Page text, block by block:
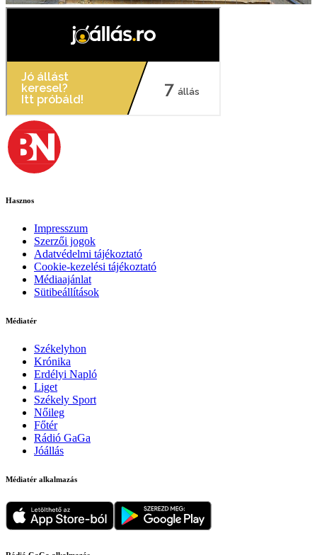
Hasznos
Impresszum
Szerzői jogok
Adatvédelmi tájékoztató
Cookie-kezelési tájékoztató
Médiaajánlat
Sütibeállítások
Médiatér
Székelyhon
Krónika
Erdélyi Napló
Liget
Székely Sport
Nőileg
Főtér
Rádió GaGa
Jóállás
Médiatér alkalmazás